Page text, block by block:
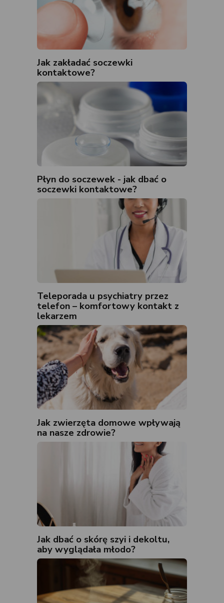
Jak zakładać soczewki
kontaktowe?
Płyn do soczewek - jak dbać o
soczewki kontaktowe?
Teleporada u psychiatry przez
telefon – komfortowy kontakt z
lekarzem
Jak zwierzęta domowe wpływają
na nasze zdrowie?
Jak dbać o skórę szyi i dekoltu,
aby wyglądała młodo?